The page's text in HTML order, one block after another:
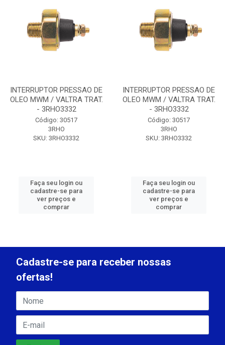
INTERRUPTOR PRESSAO DE
OLEO MWM / VALTRA TRAT.
- 3RHO3332
Código: 30517
3RHO
SKU: 3RHO3332
Faça seu login ou
cadastre-se para
ver preços e
comprar
INTERRUPTOR PRESSAO DE
OLEO MWM / VALTRA TRAT.
- 3RHO3332
Código: 30517
3RHO
SKU: 3RHO3332
Faça seu login ou
cadastre-se para
ver preços e
comprar
Cadastre-se para receber nossas
ofertas!